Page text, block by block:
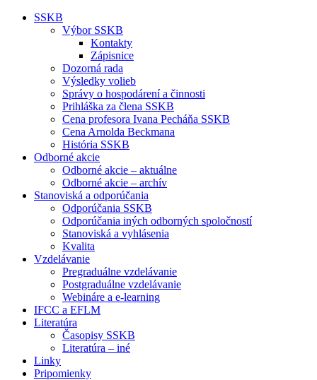
SSKB
Výbor SSKB
Kontakty
Zápisnice
Dozorná rada
Výsledky volieb
Správy o hospodárení a činnosti
Prihláška za člena SSKB
Cena profesora Ivana Pecháňa SSKB
Cena Arnolda Beckmana
História SSKB
Odborné akcie
Odborné akcie – aktuálne
Odborné akcie – archív
Stanoviská a odporúčania
Odporúčania SSKB
Odporúčania iných odborných spoločností
Stanoviská a vyhlásenia
Kvalita
Vzdelávanie
Pregraduálne vzdelávanie
Postgraduálne vzdelávanie
Webináre a e-learning
IFCC a EFLM
Literatúra
Časopisy SSKB
Literatúra – iné
Linky
Pripomienky